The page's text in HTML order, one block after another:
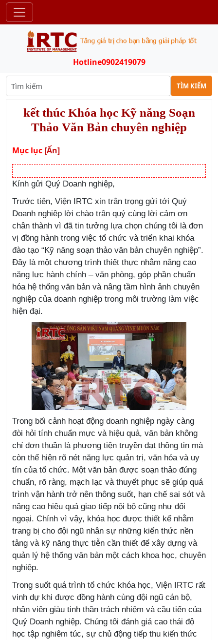
Hotline0902419079
TÌM KIẾM
kết thúc Khóa học Kỹ năng Soạn
Thảo Văn Bản chuyên nghiệp
Mục lục [Ẩn]
Kính gửi Quý Doanh nghiệp,
Trước tiên, Viện IRTC xin trân trọng gửi tới Quý
Doanh nghiệp lời chào trân quý cùng lời cảm ơn
chân thành vì đã tin tưởng lựa chọn chúng tôi là đơn
vị đồng hành trong việc tổ chức và triển khai khóa
đào tạo “Kỹ năng soạn thảo văn bản chuyên nghiệp”.
Đây là một chương trình thiết thực nhằm nâng cao
năng lực hành chính – văn phòng, góp phần chuẩn
hóa hệ thống văn bản và nâng tầm hình ảnh chuyên
nghiệp của doanh nghiệp trong môi trường làm việc
hiện đại.
Trong bối cảnh hoạt động doanh nghiệp ngày càng
đòi hỏi tính chuẩn mực và hiệu quả, văn bản không
chỉ đơn thuần là phương tiện truyền đạt thông tin mà
còn thể hiện rõ nét năng lực quản trị, văn hóa và uy
tín của tổ chức. Một văn bản được soạn thảo đúng
chuẩn, rõ ràng, mạch lạc và thuyết phục sẽ giúp quá
trình vận hành trở nên thông suốt, hạn chế sai sót và
nâng cao hiệu quả giao tiếp nội bộ cũng như đối
ngoại. Chính vì vậy, khóa học được thiết kế nhằm
trang bị cho đội ngũ nhân sự những kiến thức nền
tảng và kỹ năng thực tiễn cần thiết để xây dựng và
quản lý hệ thống văn bản một cách khoa học, chuyên
nghiệp.
Trong suốt quá trình tổ chức khóa học, Viện IRTC rất
vinh dự khi được đồng hành cùng đội ngũ cán bộ,
nhân viên giàu tinh thần trách nhiệm và cầu tiến của
Quý Doanh nghiệp. Chúng tôi đánh giá cao thái độ
học tập nghiêm túc, sự chủ động tiếp thu kiến thức